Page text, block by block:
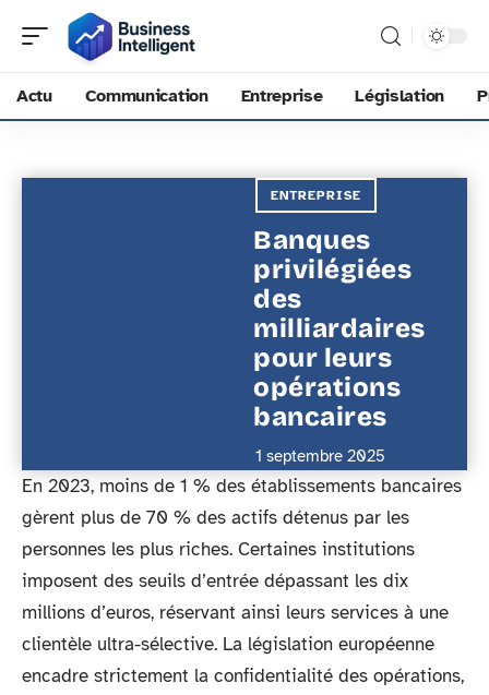
Actu Communication Entreprise Législation
ENTREPRISE
Banques
privilégiées
des
milliardaires
pour leurs
opérations
bancaires
1 septembre 2025
En 2023, moins de 1 % des établissements bancaires
gèrent plus de 70 % des actifs détenus par les
personnes les plus riches. Certaines institutions
imposent des seuils d’entrée dépassant les dix
millions d’euros, réservant ainsi leurs services à une
clientèle ultra-sélective. La législation européenne
encadre strictement la confidentialité des opérations,